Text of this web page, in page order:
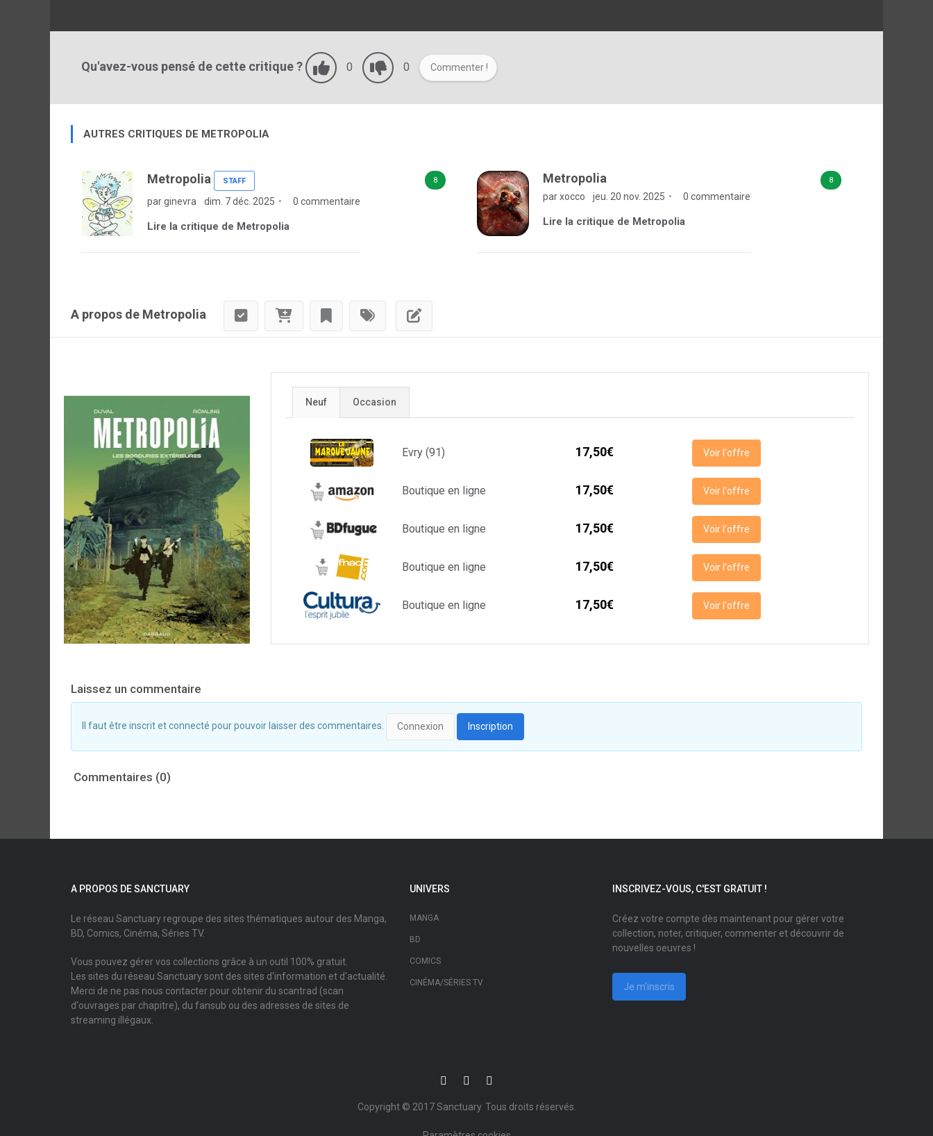
Qu'avez-vous pensé de cette critique ? 0 0 Commenter !
AUTRES CRITIQUES DE METROPOLIA
8
Metropolia STAFF
par ginevra dim. 7 déc. 2025 0 commentaire
Lire la critique de Metropolia
8
Metropolia
par xocco jeu. 20 nov. 2025 0 commentaire
Lire la critique de Metropolia
A propos de Metropolia
Neuf Occasion
Evry (91) 17,50€ Voir l'offre
Boutique en ligne 17,50€ Voir l'offre
Boutique en ligne 17,50€ Voir l'offre
Boutique en ligne 17,50€ Voir l'offre
Boutique en ligne 17,50€ Voir l'offre
Laissez un commentaire
Il faut être inscrit et connecté pour pouvoir laisser des commentaires. Connexion Inscription
Commentaires (0)
A PROPOS DE SANCTUARY
Le réseau Sanctuary regroupe des sites thématiques autour des Manga,
BD, Comics, Cinéma, Séries TV.
Vous pouvez gérer vos collections grâce à un outil 100% gratuit.
Les sites du réseau Sanctuary sont des sites d'information et d'actualité.
Merci de ne pas nous contacter pour obtenir du scantrad (scan
d'ouvrages par chapitre), du fansub ou des adresses de sites de
streaming illégaux.
UNIVERS
MANGA
BD
COMICS
CINÉMA/SÉRIES TV
INSCRIVEZ-VOUS, C'EST GRATUIT !
Créez votre compte dès maintenant pour gérer votre
collection, noter, critiquer, commenter et découvrir de
nouvelles oeuvres !
Je m'inscris
Copyright © 2017Sanctuary. Tous droits réservés.